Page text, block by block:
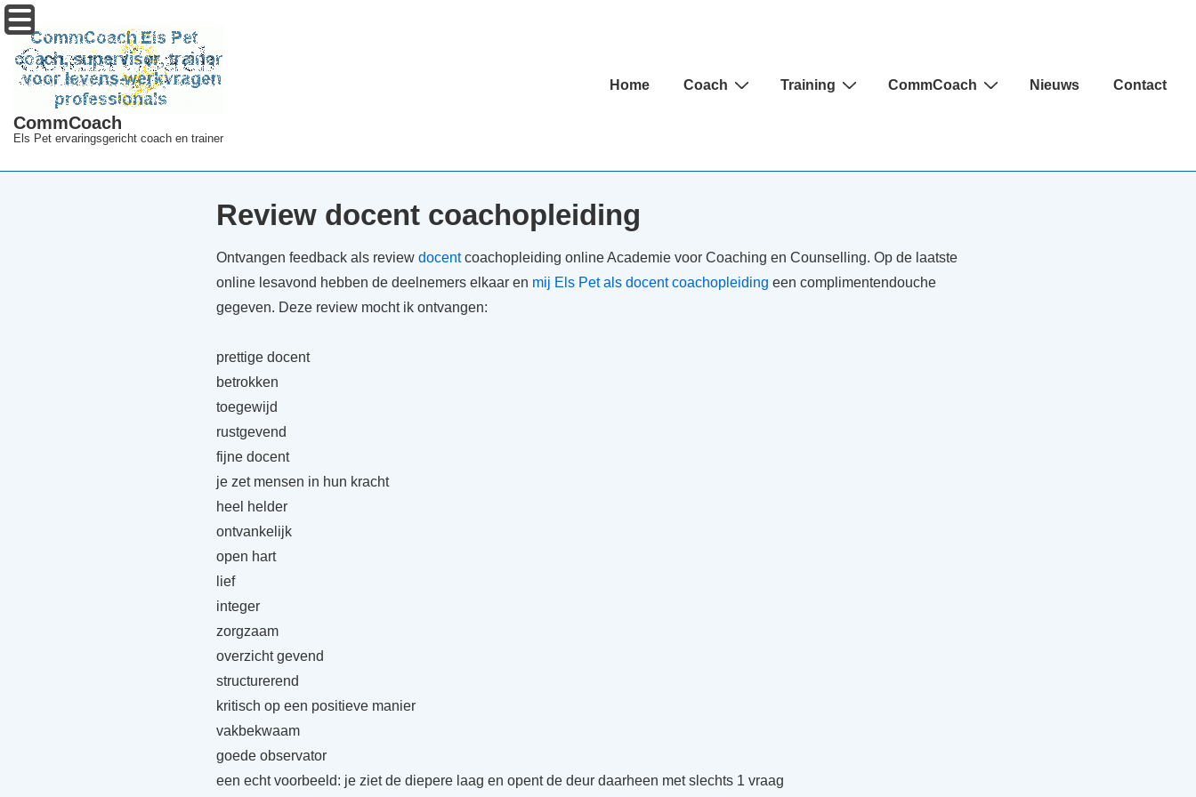
↓
Doorgaan
naar
hoofdinhoud
CommCoach
Els Pet ervaringsgericht coach en trainer
Hoofd
Home Coach Training CommCoach Nieuws Contact
Review docent coachopleiding
Ontvangen feedback als reviewdocentcoachopleiding online Academie voor Coaching en Counselling. Op de laatste
online lesavond hebben de deelnemers elkaar en mij Els Pet als docent coachopleiding een complimentendouche
gegeven. Deze review mocht ik ontvangen:
prettige docent
betrokken
toegewijd
rustgevend
fijne docent
je zet mensen in hun kracht
heel helder
ontvankelijk
open hart
lief
integer
zorgzaam
overzicht gevend
structurerend
kritisch op een positieve manier
vakbekwaam
goede observator
een echt voorbeeld: je ziet de diepere laag en opent de deur daarheen met slechts 1 vraag